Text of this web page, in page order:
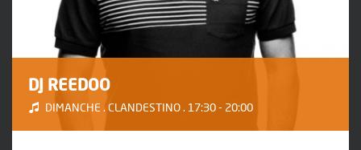
DJ REEDOO
DIMANCHE . CLANDESTINO . 17:30 - 20:00